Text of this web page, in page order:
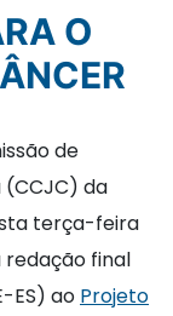
O
de
(CCJC) da
terça-feira
final
ES) ao Projeto